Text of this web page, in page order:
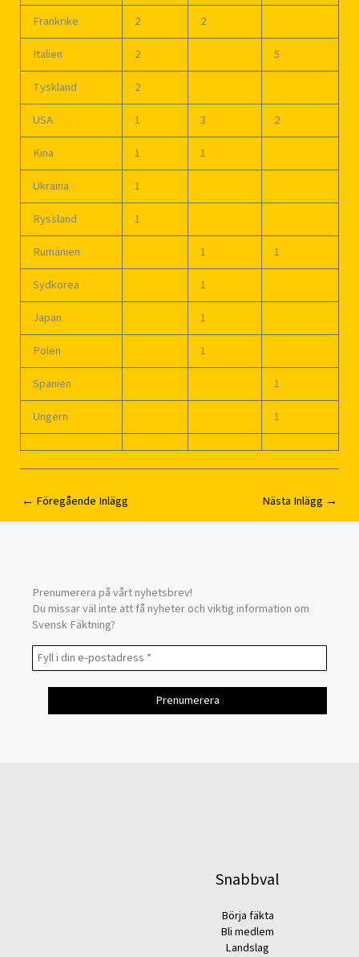
Frankrike
2
2
Italien
2
5
Tyskland
2
USA
1 3
2
Kina
1
1
Ukraina
1
Ryssland
1
Rumänien
1
1
Sydkorea
1
Japan
1
Polen
1
Spanien
1
Ungern
1
← Föregående Inlägg Nästa Inlägg →
Prenumerera på vårt nyhetsbrev!
Du missar väl inte att få nyheter och viktig information om
Svensk Fäktning?
Snabbval
Börja fäkta
Bli medlem
Landslag